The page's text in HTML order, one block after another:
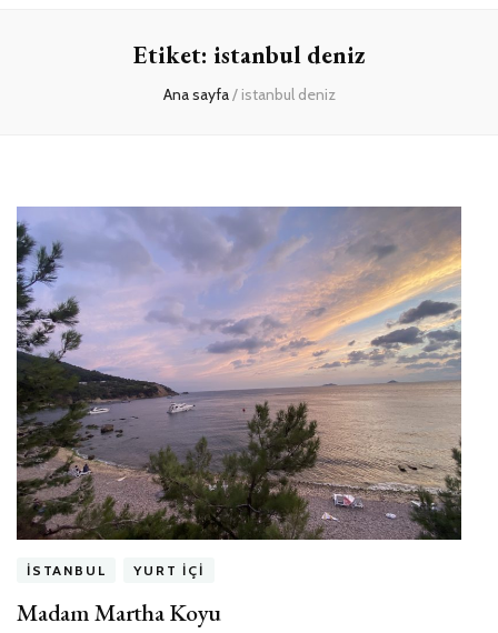
Etiket: istanbul deniz
Ana sayfa/ istanbul deniz
İSTANBUL YURT İÇI
Madam Martha Koyu